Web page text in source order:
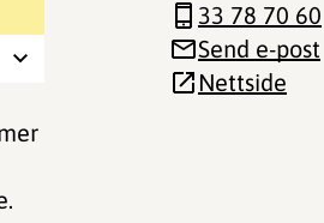
33 78 70 60
Send e-post
Nettside